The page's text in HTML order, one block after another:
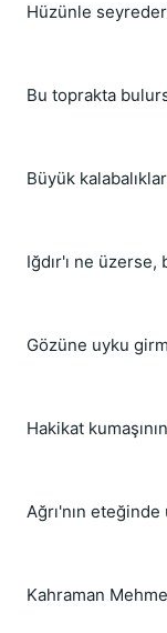
Hüzünle
Bu toprakta
Büyük
Iğdır'ı ne
Gözüne uyku
Hakikat
Ağrı'nın
Kahraman